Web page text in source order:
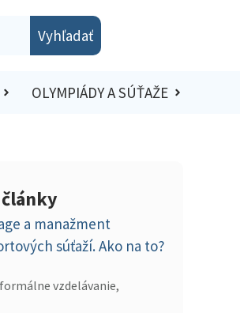
Vyhľadať
OLYMPIÁDY A SÚŤAŽE
a manažment
súťaží. Ako na to?
vzdelávanie,